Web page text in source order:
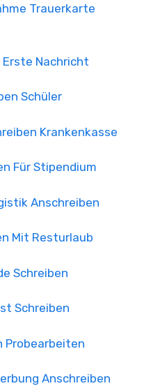
Trauerkarte
Erste Nachricht
Schüler
Krankenkasse
Für Stipendium
Anschreiben
Mit Resturlaub
Schreiben
Schreiben
Probearbeiten
Anschreiben